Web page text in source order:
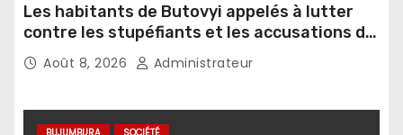
Les habitants de Butovyi appelés à lutter
contre les stupéfiants et les accusations de
sorcellerie
Août 8, 2026 Administrateur
BUJUMBURA SOCIÉTÉ